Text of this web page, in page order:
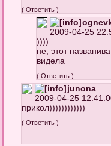
(Ответить )
2009-04-25
))))
не, этот
видела
(Ответить )
junona
2009-04-25
прикол))))))))))))
(Ответить )